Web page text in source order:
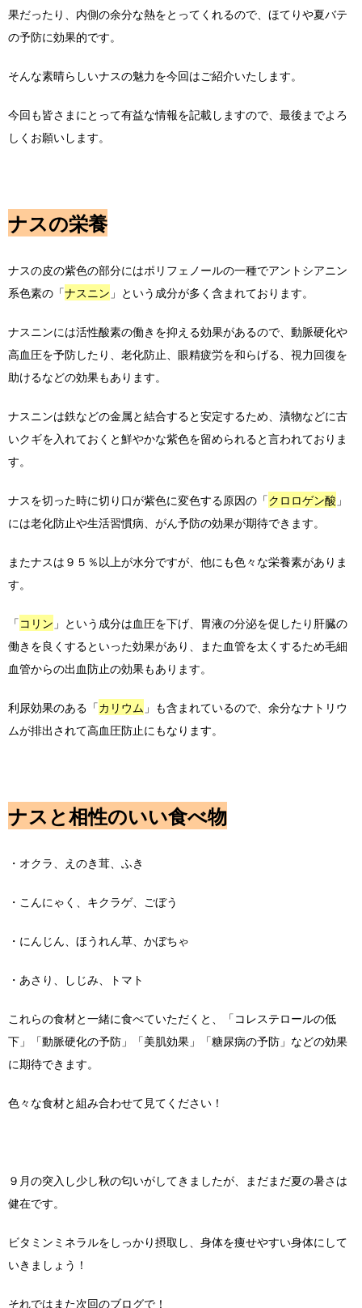
果だったり、内側の余分な熱をとってくれるので、ほてりや夏バテ
の予防に効果的です。
そんな素晴らしいナスの魅力を今回はご紹介いたします。
今回も皆さまにとって有益な情報を記載しますので、最後までよろ
しくお願いします。
ナスの栄養
ナスの皮の紫色の部分にはポリフェノールの一種でアントシアニン
系色素の「ナスニン 」という成分が多く含まれております。
ナスニンには活性酸素の働きを抑える効果があるので、動脈硬化や
高血圧を予防したり、老化防止、眼精疲労を和らげる、視力回復を
助けるなどの効果もあります。
ナスニンは鉄などの金属と結合すると安定するため、漬物などに古
いクギを入れておくと鮮やかな紫色を留められると言われておりま
す。
ナスを切った時に切り口が紫色に変色する原因の「クロロゲン酸 」
には老化防止や生活習慣病、がん予防の効果が期待できます。
またナスは９５％以上が水分ですが、他にも色々な栄養素がありま
す。
「コリン 」という成分は血圧を下げ、胃液の分泌を促したり肝臓の
働きを良くするといった効果があり、また血管を太くするため毛細
血管からの出血防止の効果もあります。
利尿効果のある「カリウム 」も含まれているので、余分なナトリウ
ムが排出されて高血圧防止にもなります。
ナスと相性のいい食べ物
・オクラ、えのき茸、ふき
・こんにゃく、キクラゲ、ごぼう
・にんじん、ほうれん草、かぼちゃ
・あさり、しじみ、トマト
これらの食材と一緒に食べていただくと、「コレステロールの低
下」「動脈硬化の予防」「美肌効果」「糖尿病の予防」などの効果
に期待できます。
色々な食材と組み合わせて見てください！
９月の突入し少し秋の匂いがしてきましたが、まだまだ夏の暑さは
健在です。
ビタミンミネラルをしっかり摂取し、身体を痩せやすい身体にして
いきましょう！
それではまた次回のブログで！